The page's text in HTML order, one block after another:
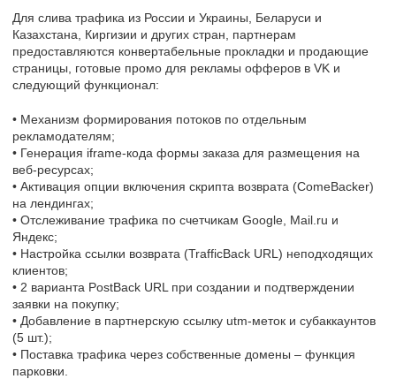
Для слива трафика из России и Украины, Беларуси и
Казахстана, Киргизии и других стран, партнерам
предоставляются конвертабельные прокладки и продающие
страницы, готовые промо для рекламы офферов в VK и
следующий функционал:
• Механизм формирования потоков по отдельным
рекламодателям;
• Генерация iframe-кода формы заказа для размещения на
веб-ресурсах;
• Активация опции включения скрипта возврата (ComeBacker)
на лендингах;
• Отслеживание трафика по счетчикам Google, Mail.ru и
Яндекс;
• Настройка ссылки возврата (TrafficBack URL) неподходящих
клиентов;
• 2 варианта PostBack URL при создании и подтверждении
заявки на покупку;
• Добавление в партнерскую ссылку utm-меток и субаккаунтов
(5 шт.);
• Поставка трафика через собственные домены – функция
парковки.